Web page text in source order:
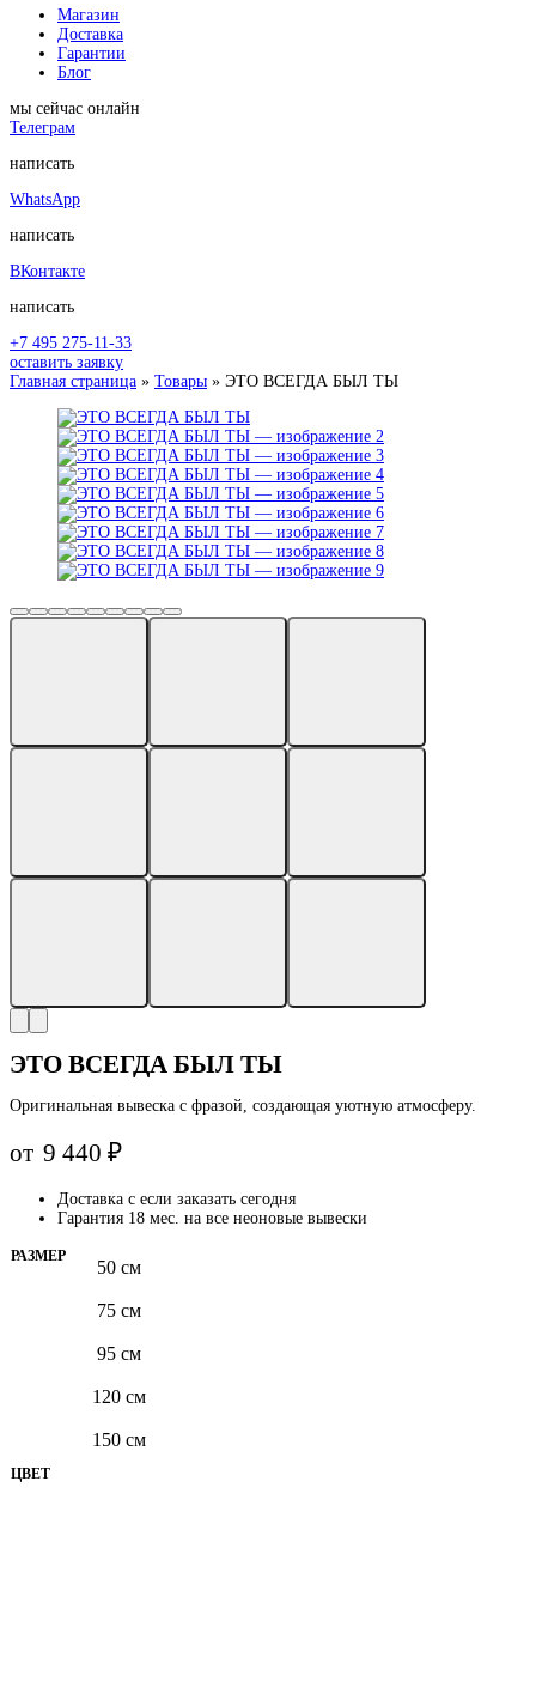
Магазин
Доставка
Гарантии
Блог
мы сейчас онлайн
Телеграм
написать
WhatsApp
написать
ВКонтакте
написать
+7 495 275-11-33
оставить заявку
Главная страница » Товары » ЭТО ВСЕГДА БЫЛ ТЫ
ЭТО ВСЕГДА БЫЛ ТЫ
Оригинальная вывеска с фразой, создающая уютную атмосферу.
от 9 440₽
Доставка с если заказать сегодня
Гарантия 18 мес. на все неоновые вывески
РАЗМЕР
50 см
75 см
95 см
120 см
150 см
ЦВЕТ